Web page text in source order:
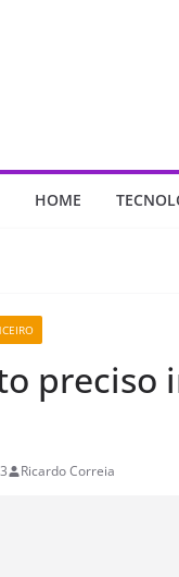
HOME
preciso
Ricardo Correia